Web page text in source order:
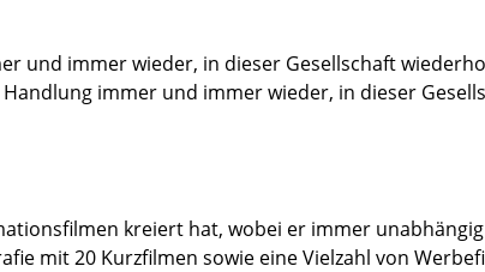
und immer wieder, in dieser Gesellschaft
immer und immer wieder, in dieser
kreiert hat, wobei er immer
mit 20 Kurzfilmen sowie eine Vielzahl von